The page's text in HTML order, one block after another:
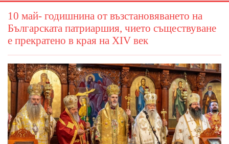
10 май- годишнина от възстановяването на
Българската патриаршия, чието съществуване
е прекратено в края на ХІV век